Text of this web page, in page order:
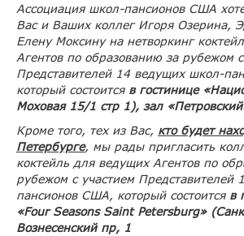
Ассоциация школ-пансионов США
Вас и Ваших коллег Игоря Озерина,
Елену Моксину на нетворкинг
Агентов по образованию за рубежом
Представителей 14 ведущих школ-
который состоится в гостинице
Моховая 15/1 стр 1), зал
Кроме того, тех из Вас, кто будет
Петербурге, мы рады пригласить
коктейль для ведущих Агентов по
рубежом с участием Представителей
пансионов США, который состоится в
«Four Seasons Saint Petersburg»
Вознесенский пр, 1